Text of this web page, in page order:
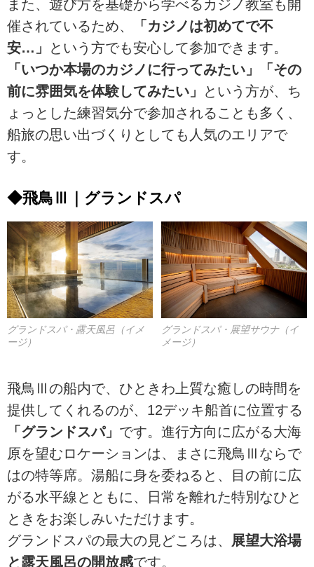
また、遊び方を基礎から学べるカジノ教室も開
催されているため、
「カジノは初めてで不
安…」
という方でも安心して参加できます。
「いつか本場のカジノに行ってみたい」「その
前に雰囲気を体験してみたい」
という方が、ち
ょっとした練習気分で参加されることも多く、
船旅の思い出づくりとしても人気のエリアで
す。
◆飛鳥Ⅲ｜グランドスパ
グランドスパ・露天風呂（イメ
ージ）
グランドスパ・展望サウナ（イ
メージ）
飛鳥Ⅲの船内で、ひときわ上質な癒しの時間を
提供してくれるのが、12デッキ船首に位置する
「グランドスパ」 です。進行方向に広がる大海
原を望むロケーションは、まさに飛鳥Ⅲならで
はの特等席。湯船に身を委ねると、目の前に広
がる水平線とともに、日常を離れた特別なひと
ときをお楽しみいただけます。
グランドスパの最大の見どころは、 展望大浴場
と露天風呂の開放感です。